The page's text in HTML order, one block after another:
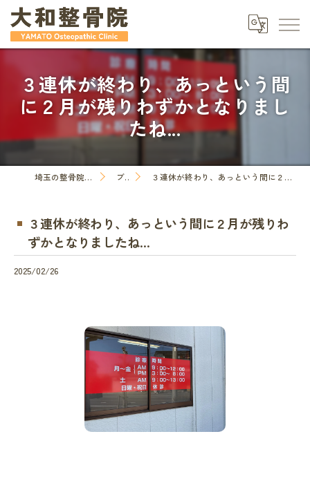
３連休が終わり、あっという間
に２月が残りわずかとなりまし
たね...
埼玉の整骨院なら大和整骨院 ブログ ３連休が終わり、あっという間に２月が残りわずかとなりましたね...
３連休が終わり、あっという間に２月が残りわ
ずかとなりましたね...
2025/02/26